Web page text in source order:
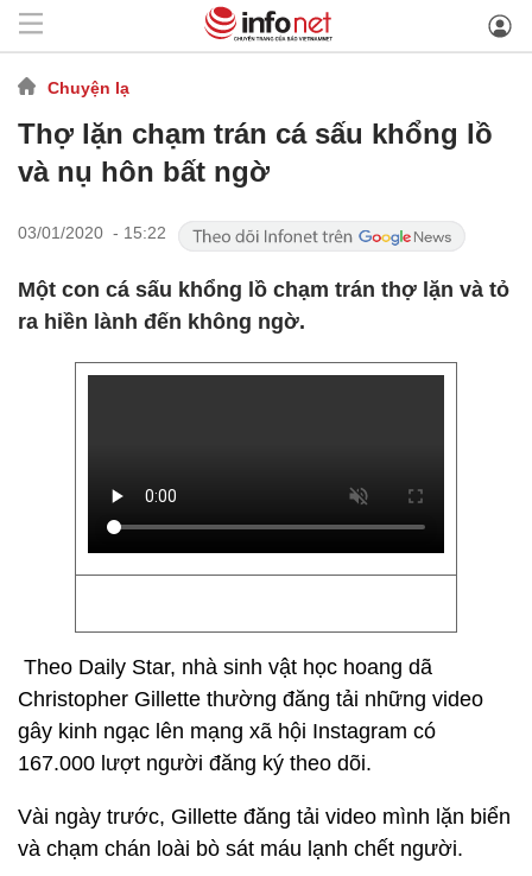
Chuyện lạ
Thợ lặn chạm trán cá sấu khổng lồ
và nụ hôn bất ngờ
03/01/2020 - 15:22
Một con cá sấu khổng lồ chạm trán thợ lặn và tỏ
ra hiền lành đến không ngờ.
Theo Daily Star, nhà sinh vật học hoang dã
Christopher Gillette thường đăng tải những video
gây kinh ngạc lên mạng xã hội Instagram có
167.000 lượt người đăng ký theo dõi.
Vài ngày trước, Gillette đăng tải video mình lặn biển
và chạm chán loài bò sát máu lạnh chết người.